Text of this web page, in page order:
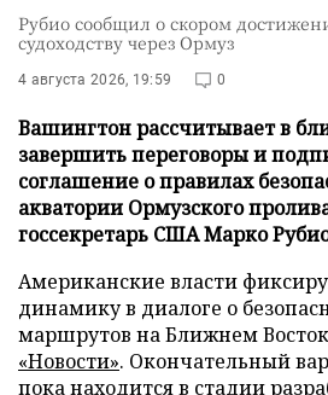
Рубио сообщил о скором
судоходству через Ормуз
4 августа 2026, 19:59 0
Вашингтон рассчитывает в
завершить переговоры и
соглашение о правилах
акватории Ормузского
госсекретарь США Марко
Американские власти
динамику в диалоге о
маршрутов на Ближнем
«Новости». Окончательный
пока находится в стадии